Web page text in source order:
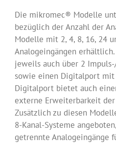
Die mikromec® Modelle
bezüglich der Anzahl der
Modelle mit 2, 4, 8, 16, 24
Analogeingängen
jeweils auch über 2
sowie einen Digitalport
Digitalport bietet auch
externe Erweiterbarkeit der
Zusätzlich zu diesen
8-Kanal-Systeme
getrennte Analogeingänge